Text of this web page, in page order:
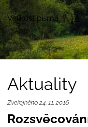
Velikost písma: A
Aktuality
Zveřejněno 24. 11. 2016